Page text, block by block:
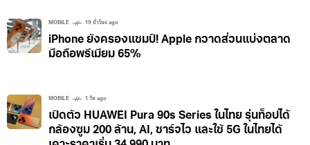
MOBILE 19 ชั่วโมง ago
iPhone ยังครองแชมป์! Apple กวาดส่วนแบ่งตลาด
มือถือพรีเมียม 65%
MOBILE 1 วัน ago
เปิดตัว HUAWEI Pura 90s Series ในไทย รุ่นท็อปได้
กล้องซูม 200 ล้าน, AI, ชาร์จไว และใช้ 5G ในไทยได้